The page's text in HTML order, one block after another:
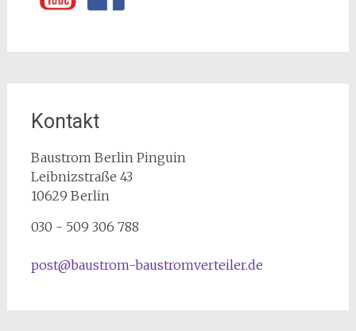
Kontakt
Baustrom Berlin Pinguin
Leibnizstraße 43
10629 Berlin
030 - 509 306 788
post@baustrom-baustromverteiler.de